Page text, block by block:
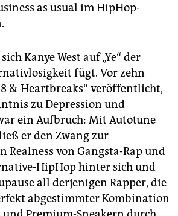
as usual im HipHop-
­Kanye West auf „Ye“ der
fügt. Vor zehn
& Heartbreaks“ veröffentlicht,
zu Depression und
ein Aufbruch: Mit Autotune
er den Zwang zur
Realness von Gangsta-Rap und
HipHop hinter sich und
all derjenigen Rapper, die
abgestimmter Kombination